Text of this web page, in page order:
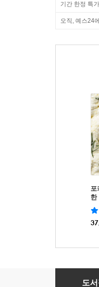
기간 한정 특
오직, 예스24
포
한
집에서 운
도